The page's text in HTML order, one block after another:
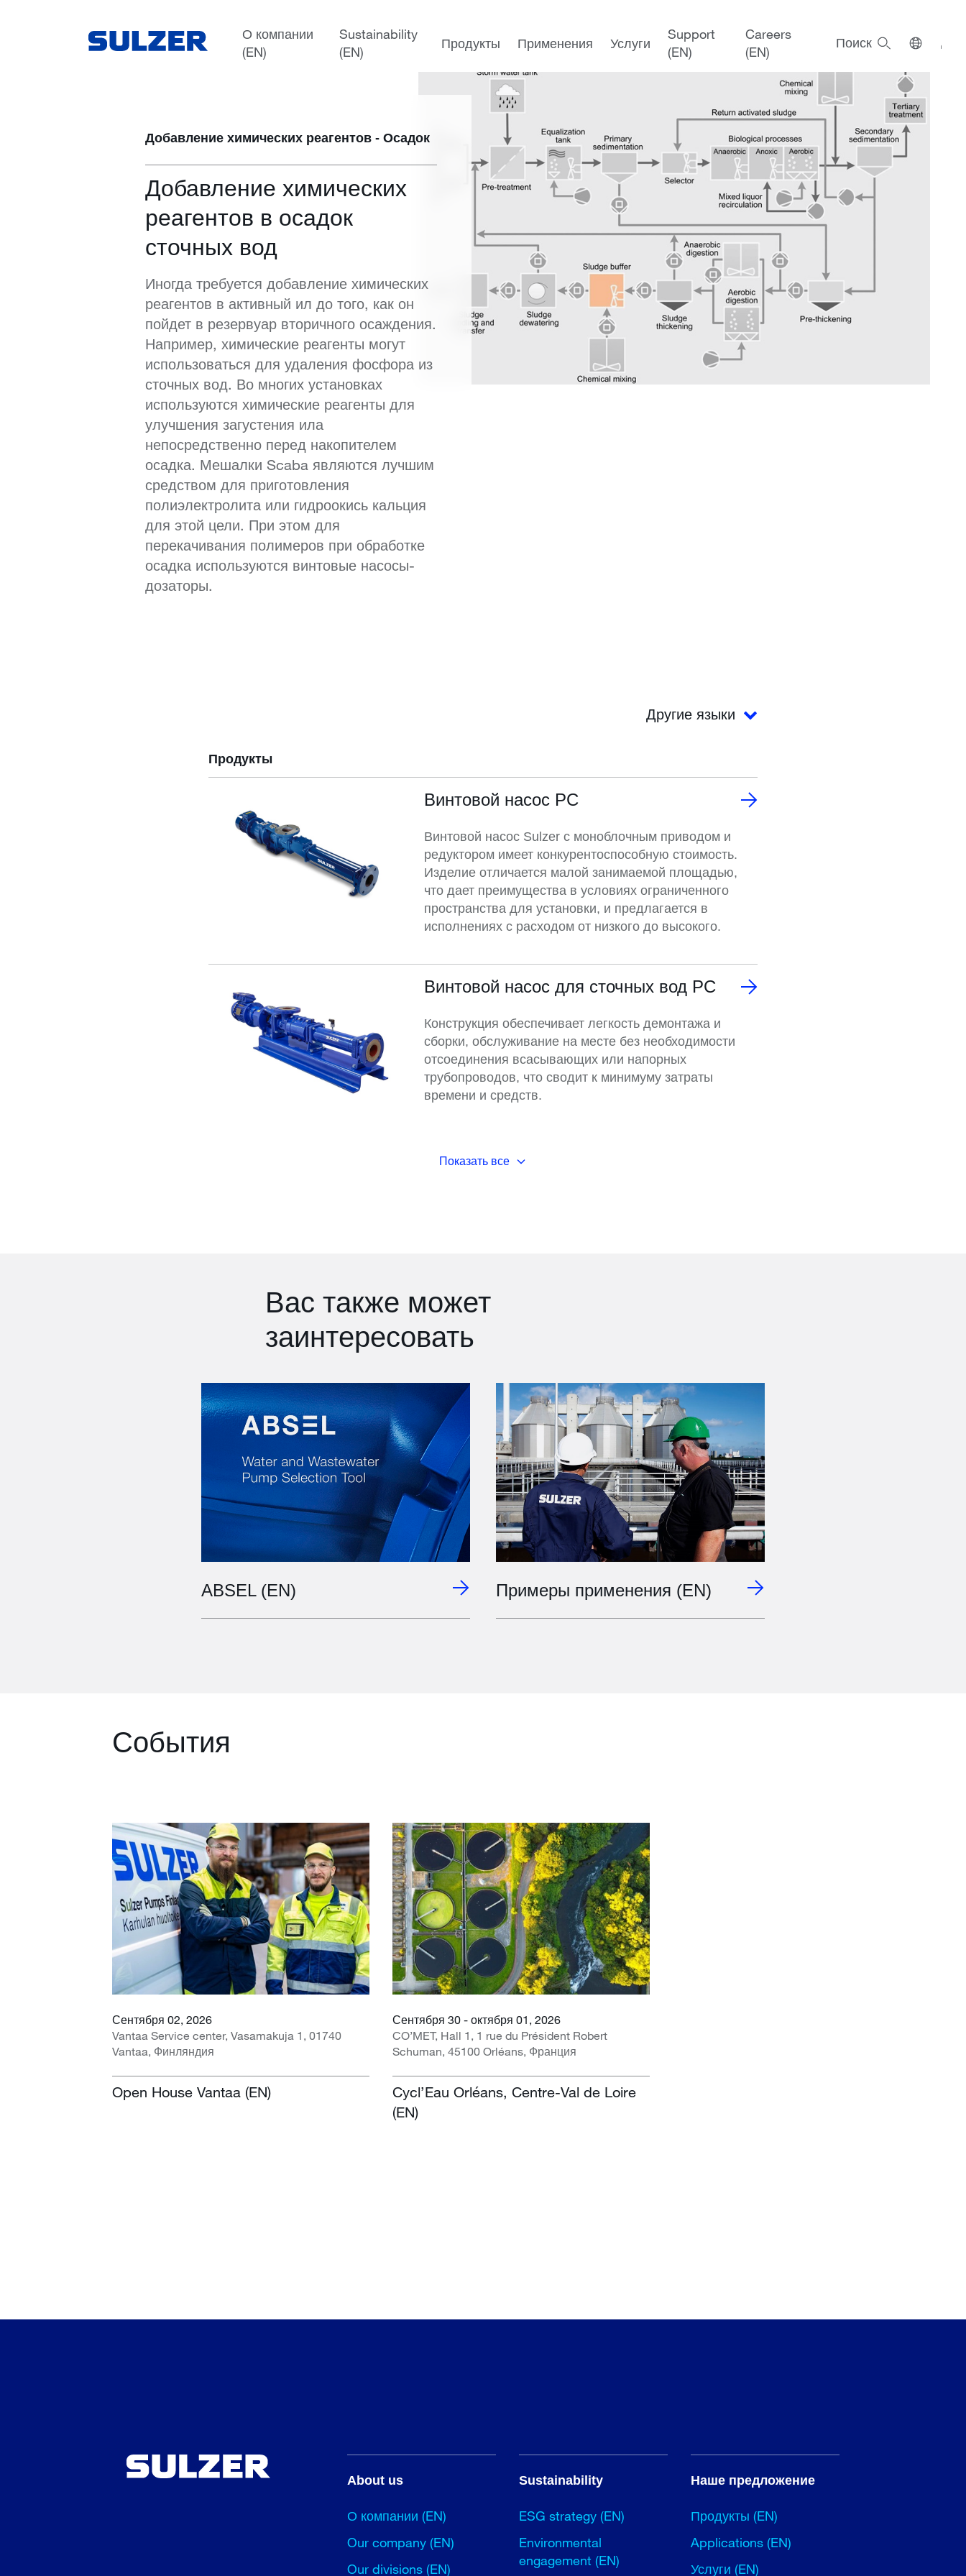
О компании
(EN)
Sustainability
(EN)
Продукты Применения Услуги
Support
(EN)
Careers
(EN)
Поиск
Добавление химических реагентов - Осадок
Добавление химических
реагентов в осадок
сточных вод
Иногда требуется добавление химических
реагентов в активный ил до того, как он
пойдет в резервуар вторичного осаждения.
Например, химические реагенты могут
использоваться для удаления фосфора из
сточных вод. Во многих установках
используются химические реагенты для
улучшения загустения ила
непосредственно перед накопителем
осадка. Мешалки Scaba являются лучшим
средством для приготовления
полиэлектролита или гидроокись кальция
для этой цели. При этом для
перекачивания полимеров при обработке
осадка используются винтовые насосы-
дозаторы.
Другие языки
Продукты
Винтовой насос PC
Винтовой насос Sulzer с моноблочным приводом и
редуктором имеет конкурентоспособную стоимость.
Изделие отличается малой занимаемой площадью,
что дает преимущества в условиях ограниченного
пространства для установки, и предлагается в
исполнениях с расходом от низкого до высокого.
Винтовой насос для сточных вод PC
Конструкция обеспечивает легкость демонтажа и
сборки, обслуживание на месте без необходимости
отсоединения всасывающих или напорных
трубопроводов, что сводит к минимуму затраты
времени и средств.
Показать все
Вас также может
заинтересовать
ABSEL (EN) Примеры применения (EN)
События
Сентября 02, 2026
Vantaa Service center, Vasamakuja 1, 01740
Vantaa, Финляндия
Open House Vantaa (EN)
Сентября 30 - октября 01, 2026
CO’MET, Hall 1, 1 rue du Président Robert
Schuman, 45100 Orléans, Франция
Cycl’Eau Orléans, Centre-Val de Loire
(EN)
About us
О компании (EN)
Our company (EN)
Our divisions (EN)
Sustainability
ESG strategy (EN)
Environmental
engagement (EN)
Наше предложение
Продукты (EN)
Applications (EN)
Услуги (EN)